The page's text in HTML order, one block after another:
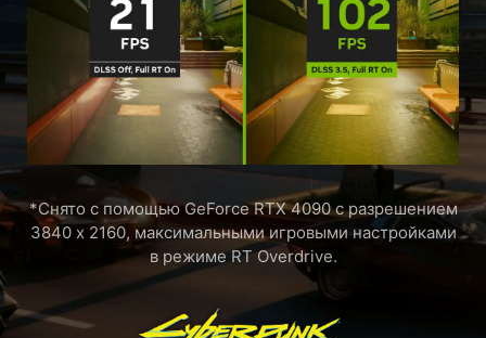
БЫСТРЕЕ НА ПЛАТФОРМЕ RTX
Видеокарты GeForce RTX ускоряют работу ИИ
Созданные специально для эры
искусственного интеллекта, графические
процессоры GeForce RTX и NVIDIA RTX
наделены особыми аппаратными
компонентами – тензорными ядрами, которые
повышают производительность в широком
спектре задач, от создания контента до
видеоигр. Платформа RTX – это лучшее, что
есть в области ИИ для компьютеров с